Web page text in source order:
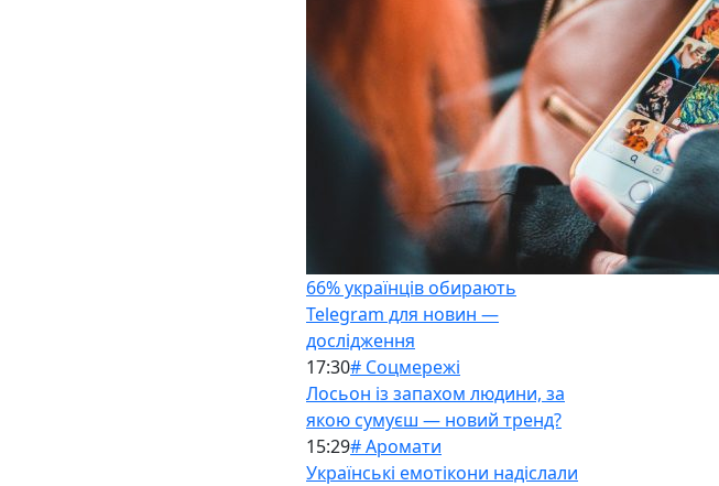
66% українців обирають
Telegram для новин —
дослідження
17:30# Соцмережі
Лосьон із запахом людини, за
якою сумуєш — новий тренд?
15:29# Аромати
Українські емотікони надіслали